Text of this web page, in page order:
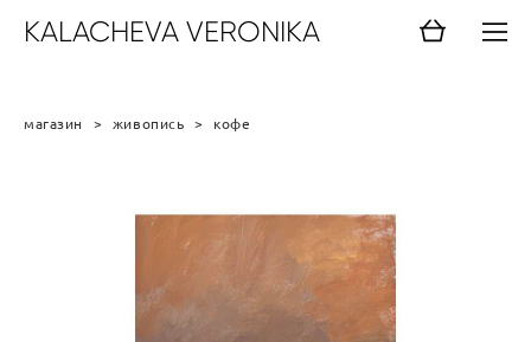
KALACHEVA VERONIKA
магазин > живопись > кофе